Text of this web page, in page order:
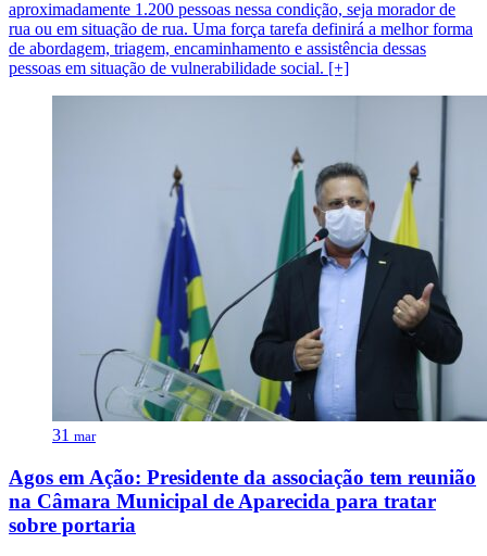
aproximadamente 1.200 pessoas nessa condição, seja morador de
rua ou em situação de rua. Uma força tarefa definirá a melhor forma
de abordagem, triagem, encaminhamento e assistência dessas
pessoas em situação de vulnerabilidade social. [+]
31 mar
Agos em Ação: Presidente da associação tem reunião
na Câmara Municipal de Aparecida para tratar
sobre portaria